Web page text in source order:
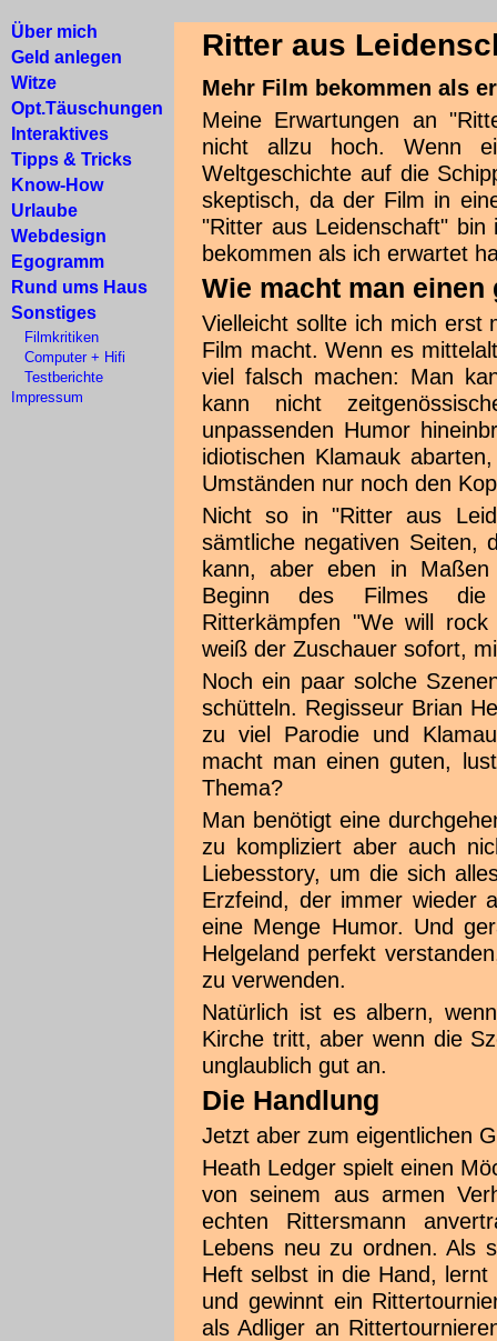
Über mich
Geld anlegen
Witze
Opt.Täuschungen
Interaktives
Tipps & Tricks
Know-How
Urlaube
Webdesign
Egogramm
Rund ums Haus
Sonstiges
Filmkritiken
Computer + Hifi
Testberichte
Impressum
Ritter aus
Mehr Film bekommen als
Meine Erwartungen an
nicht allzu hoch. Wenn
Weltgeschichte auf die
skeptisch, da der Film in
"Ritter aus Leidenschaft"
bekommen als ich erwartet
Wie macht man einen
Vielleicht sollte ich mich erst
Film macht. Wenn es
viel falsch machen: Man
kann nicht
unpassenden Humor
idiotischen Klamauk
Umständen nur noch den
Nicht so in "Ritter aus
sämtliche negativen Seiten,
kann, aber eben in
Beginn des Filmes die
Ritterkämpfen "We will
weiß der Zuschauer sofort,
Noch ein paar solche
schütteln. Regisseur Brian
zu viel Parodie und
macht man einen guten,
Thema?
Man benötigt eine
zu kompliziert aber auch
Liebesstory, um die sich
Erzfeind, der immer wieder
eine Menge Humor. Und
Helgeland perfekt
zu verwenden.
Natürlich ist es albern,
Kirche tritt, aber wenn die
unglaublich gut an.
Die Handlung
Jetzt aber zum eigentlichen
Heath Ledger spielt einen
von seinem aus armen
echten Rittersmann
Lebens neu zu ordnen. Als
Heft selbst in die Hand,
und gewinnt ein
als Adliger an